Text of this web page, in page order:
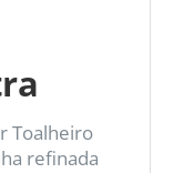
Toalheiro
refinada